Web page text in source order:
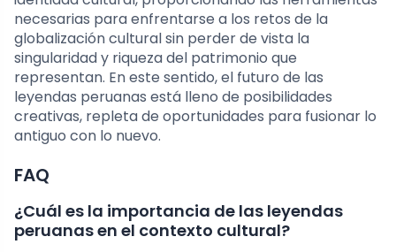
necesarias para enfrentarse a los retos de la
globalización cultural sin perder de vista la
singularidad y riqueza del patrimonio que
representan. En este sentido, el futuro de las
leyendas peruanas está lleno de posibilidades
creativas, repleta de oportunidades para fusionar lo
antiguo con lo nuevo.
FAQ
¿Cuál es la importancia de las leyendas
peruanas en el contexto cultural?